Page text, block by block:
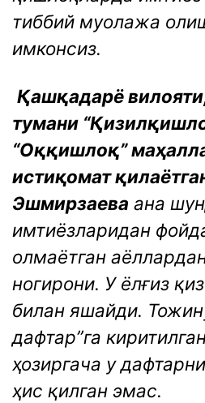
тиббий муолажа
имконсиз.
Қашқадарё
тумани
“Оққишлоқ”
истиқомат
Эшмирзаева ана
имтиёзларидан
олмаётган
ногирони. У ёлғиз
билан яшайди.
дафтар”га
ҳозиргача у
ҳис қилган эмас.